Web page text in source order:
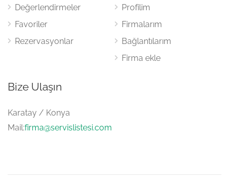
Değerlendirmeler
Favoriler
Rezervasyonlar
Profilim
Firmalarım
Bağlantılarım
Firma ekle
Bize Ulaşın
Karatay / Konya
Mail:firma@servislistesi.com